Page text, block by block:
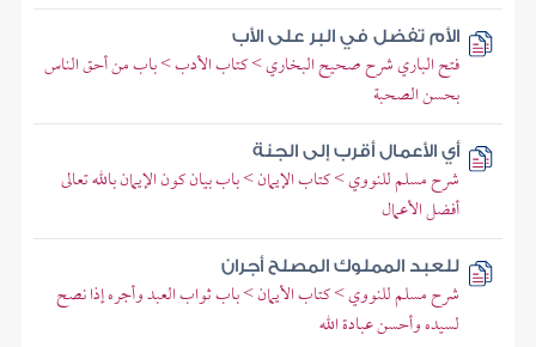
الأم تفضل في البر على الأب
فتح الباري شرح صحيح البخاري > كتاب الأدب > باب من أحق الناس
بحسن الصحبة
أي الأعمال أقرب إلى الجنة
شرح مسلم للنووي > كتاب الإيمان > باب بيان كون الإيمان بالله تعالى
أفضل الأعمال
للعبد المملوك المصلح أجران
شرح مسلم للنووي > كتاب الأيمان > باب ثواب العبد وأجره إذا نصح
لسيده وأحسن عبادة الله